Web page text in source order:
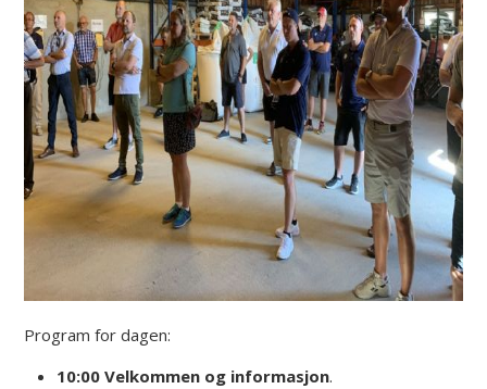
Program for dagen:
10:00 Velkommen og informasjon.